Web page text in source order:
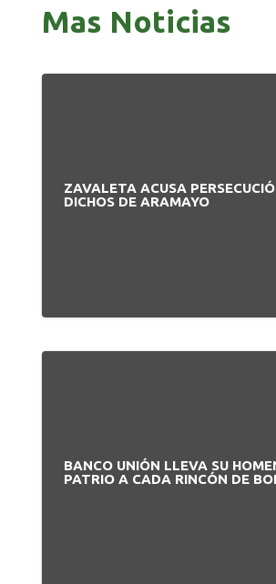
Mas Noticias
ZAVALETA ACUSA
DICHOS DE ARAMAYO
BANCO UNIÓN LLEVA SU
PATRIO A CADA RINCÓN DE